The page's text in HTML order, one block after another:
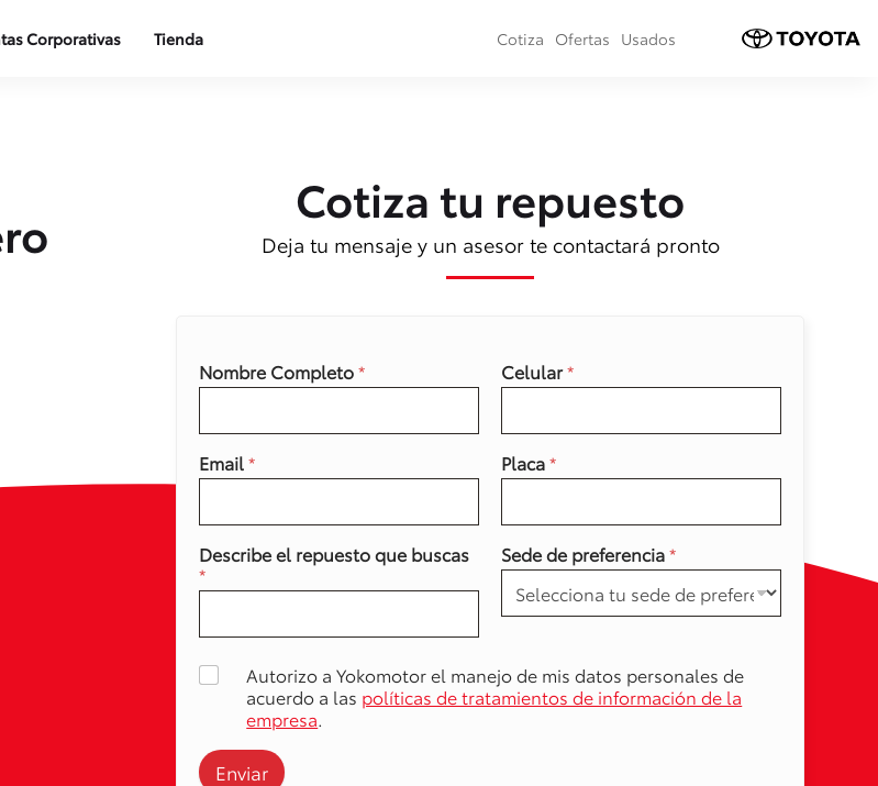
Corporativas Tienda Cotiza Ofertas Usados
Cotiza tu repuesto
Deja tu mensaje y un asesor te contactará pronto
Nombre Completo*
Email*
Describe el repuesto que buscas
*
Celular*
Placa*
Sede de preferencia*
Autorizo a Yokomotor el manejo de mis datos personales de
acuerdo a las políticas de tratamientos de información de la
empresa.
Enviar